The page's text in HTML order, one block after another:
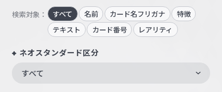
検索対象： すべて 名前 カード名フリガナ
特徴
テキスト
カード番号 レアリティ
ネオスタンダード区分
すべて